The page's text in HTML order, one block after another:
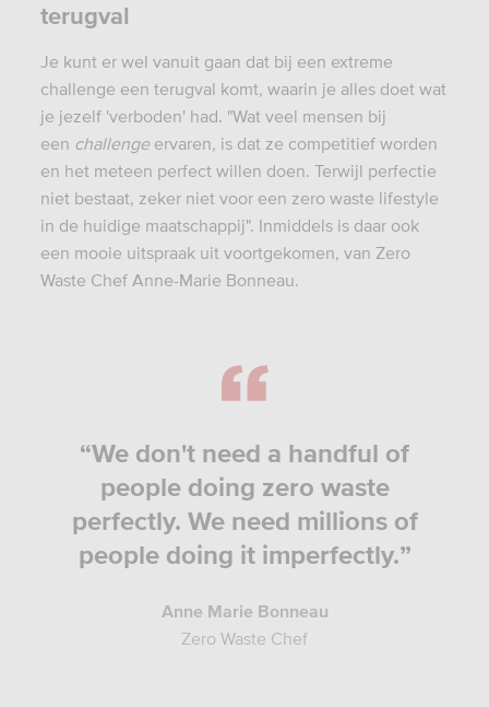
terugval
Je kunt er wel vanuit gaan dat bij een extreme
challenge een terugval komt, waarin je alles doet wat
je jezelf 'verboden' had. "Wat veel mensen bij
een challenge ervaren, is dat ze competitief worden
en het meteen perfect willen doen. Terwijl perfectie
niet bestaat, zeker niet voor een zero waste lifestyle
in de huidige maatschappij". Inmiddels is daar ook
een mooie uitspraak uit voortgekomen, van Zero
Waste Chef Anne-Marie Bonneau.
“We don't need a handful of
people doing zero waste
perfectly. We need millions of
people doing it imperfectly.”
Anne Marie Bonneau
Zero Waste Chef